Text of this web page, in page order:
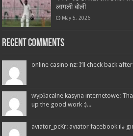
लागली बोली
May 5, 2026
Recent Comments
online casino nz: I’ll check back
wypłacalne kasyna internetowe:
up the good work :)...
aviator_pcKr: aviator facebook ilə